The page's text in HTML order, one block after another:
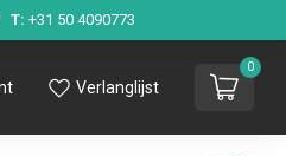
T: +31 50 4090773
Verlanglijst
0